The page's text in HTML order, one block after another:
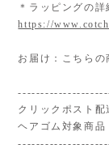
＊ラッピングの
https://
お届け：こちら
クリックポスト配
ヘアゴム対象商